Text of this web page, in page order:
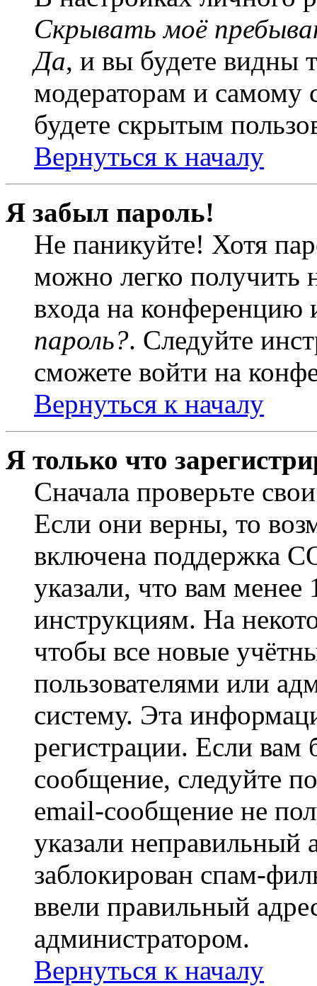
Скрывать моё
Да, и вы будете видны
модераторам и самому
будете скрытым
Вернуться к началу
Я забыл пароль!
Не паникуйте! Хотя
можно легко получить
входа на
пароль?. Следуйте
сможете войти на
Вернуться к началу
Я только что
Сначала проверьте
Если они верны, то
включена поддержка
указали, что вам
инструкциям. На
чтобы все новые
пользователями или
систему. Эта
регистрации. Если
сообщение, следуйте
email-сообщение не
указали неправильный
заблокирован спам-
ввели правильный
администратором.
Вернуться к началу